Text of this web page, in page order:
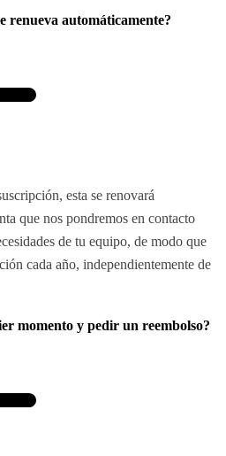
renueva automáticamente?
esta se renovará
que nos pondremos en contacto
de tu equipo, de modo que
cada año, independientemente de
momento y pedir un reembolso?